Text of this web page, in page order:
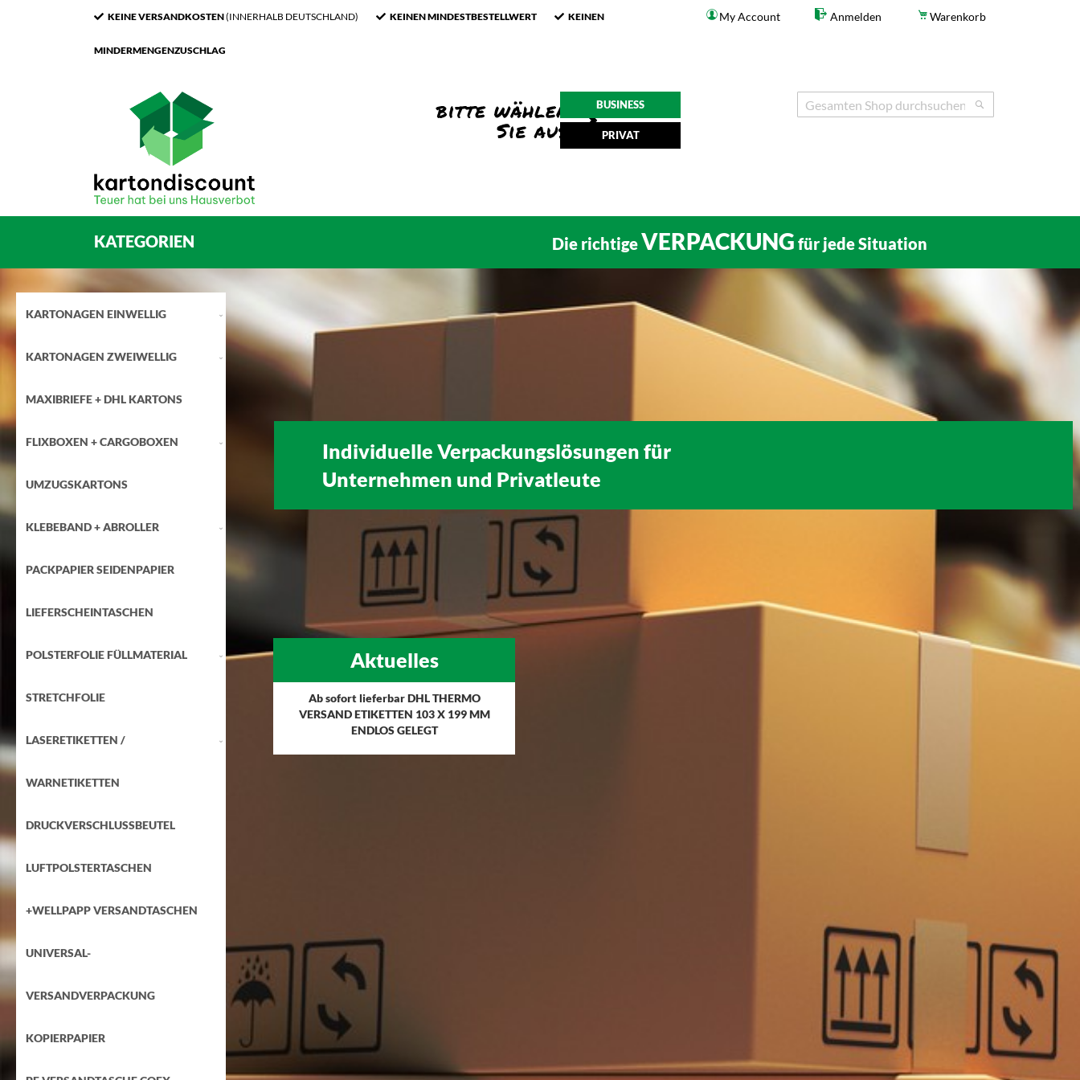
KEINE VERSANDKOSTEN(INNERHALB DEUTSCHLAND) KEINEN MINDESTBESTELLWERT KEINEN
MINDERMENGENZUSCHLAG
My Account Anmelden Warenkorb
BUSINESS
PRIVAT
Search
KATEGORIEN Die richtigeVERPACKUNG für jede Situation
Individuelle Verpackungslösungen für
Unternehmen und Privatleute
Aktuelles
Ab sofort lieferbar DHL THERMO
VERSAND ETIKETTEN 103 X 199 MM
ENDLOS GELEGT
KARTONAGEN EINWELLIG
KARTONAGEN ZWEIWELLIG
MAXIBRIEFE + DHL KARTONS
FLIXBOXEN + CARGOBOXEN
UMZUGSKARTONS
KLEBEBAND + ABROLLER
PACKPAPIER SEIDENPAPIER
LIEFERSCHEINTASCHEN
POLSTERFOLIE FÜLLMATERIAL
STRETCHFOLIE
LASERETIKETTEN /
WARNETIKETTEN
DRUCKVERSCHLUSSBEUTEL
LUFTPOLSTERTASCHEN
+WELLPAPP VERSANDTASCHEN
UNIVERSAL-
VERSANDVERPACKUNG
KOPIERPAPIER